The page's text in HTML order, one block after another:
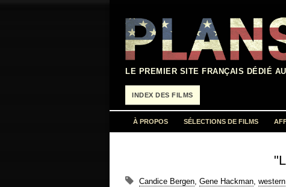
contenu
LE PREMIER SITE FRANÇAIS DÉDIÉ
INDEX DES FILMS
À PROPOS SÉLECTIONS DE FILMS
Candice Bergen, Gene Hackman, western